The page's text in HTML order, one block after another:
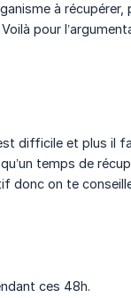
à
pour
difficile et plus il
temps de
donc on te
ces 48h.